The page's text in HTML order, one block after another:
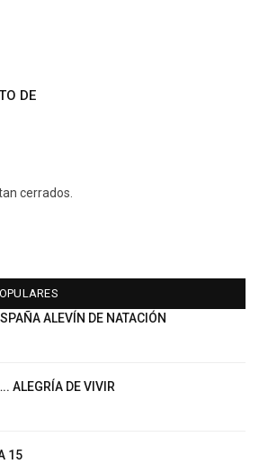
DE
cerrados.
ALEVÍN DE NATACIÓN
ALEGRÍA DE VIVIR
15